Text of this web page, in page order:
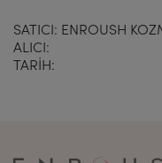
SATICI: ENROUSH
ALICI:
TARİH: